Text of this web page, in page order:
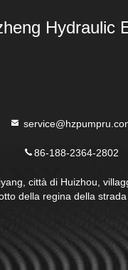
Hydraulic
86-188-2364-2802
città di Huizhou,
della regina della